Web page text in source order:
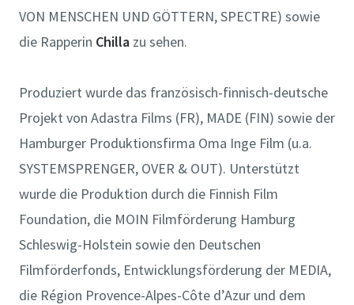
VON MENSCHEN UND GÖTTERN, SPECTRE) sowie
die Rapperin Chilla zu sehen.
Produziert wurde das französisch-finnisch-deutsche
Projekt von Adastra Films (FR), MADE (FIN) sowie der
Hamburger Produktionsfirma Oma Inge Film (u.a.
SYSTEMSPRENGER, OVER & OUT). Unterstützt
wurde die Produktion durch die Finnish Film
Foundation, die MOIN Filmförderung Hamburg
Schleswig-Holstein sowie den Deutschen
Filmförderfonds, Entwicklungsförderung der MEDIA,
die Région Provence-Alpes-Côte d’Azur und dem